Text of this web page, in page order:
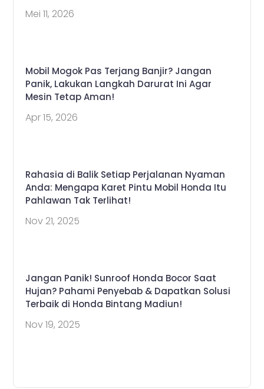
Mei 11, 2026
Mobil Mogok Pas Terjang Banjir? Jangan
Panik, Lakukan Langkah Darurat Ini Agar
Mesin Tetap Aman!
Apr 15, 2026
Rahasia di Balik Setiap Perjalanan Nyaman
Anda: Mengapa Karet Pintu Mobil Honda Itu
Pahlawan Tak Terlihat!
Nov 21, 2025
Jangan Panik! Sunroof Honda Bocor Saat
Hujan? Pahami Penyebab & Dapatkan Solusi
Terbaik di Honda Bintang Madiun!
Nov 19, 2025